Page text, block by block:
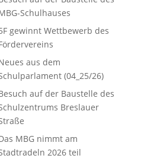
Schulhauses
gewinnt Wettbewerb des
aus dem
(04_25/26)
auf der Baustelle des
Breslauer
MBG nimmt am
2026 teil